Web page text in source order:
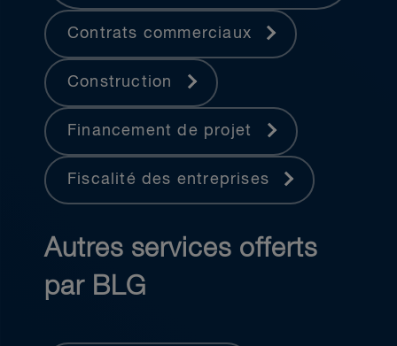
Contrats commerciaux
Construction
Financement de projet
Fiscalité des entreprises
Autres services offerts
par BLG